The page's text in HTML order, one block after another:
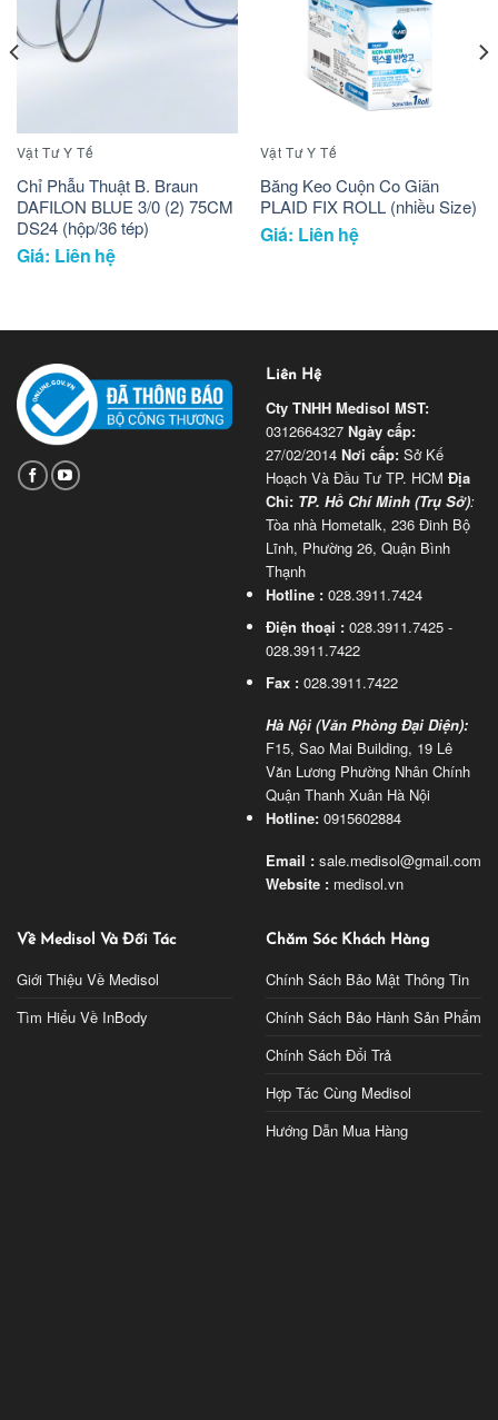
Vật Tư Y Tế
Chỉ Phẫu Thuật B. Braun
DAFILON BLUE 3/0 (2) 75CM
DS24 (hộp/36 tép)
Giá: Liên hệ
Vật Tư Y Tế
Băng Keo Cuộn Co Giãn
PLAID FIX ROLL (nhiều Size)
Giá: Liên hệ
Liên Hệ
Cty TNHH Medisol MST:
0312664327 Ngày cấp:
27/02/2014 Nơi cấp: Sở Kế
Hoạch Và Đầu Tư TP. HCM Địa
Chỉ: TP. Hồ Chí Minh (Trụ Sở):
Tòa nhà Hometalk, 236 Đinh Bộ
Lĩnh, Phường 26, Quận Bình
Thạnh
Hotline : 028.3911.7424
Điện thoại : 028.3911.7425 -
028.3911.7422
Fax : 028.3911.7422
Hà Nội (Văn Phòng Đại Diện):
F15, Sao Mai Building, 19 Lê
Văn Lương Phường Nhân Chính
Quận Thanh Xuân Hà Nội
Hotline: 0915602884
Email : sale.medisol@gmail.com
Website : medisol.vn
Về Medisol Và Đối Tác
Giới Thiệu Về Medisol
Tìm Hiểu Về InBody
Chăm Sóc Khách Hàng
Chính Sách Bảo Mật Thông Tin
Chính Sách Bảo Hành Sản Phẩm
Chính Sách Đổi Trả
Hợp Tác Cùng Medisol
Hướng Dẫn Mua Hàng